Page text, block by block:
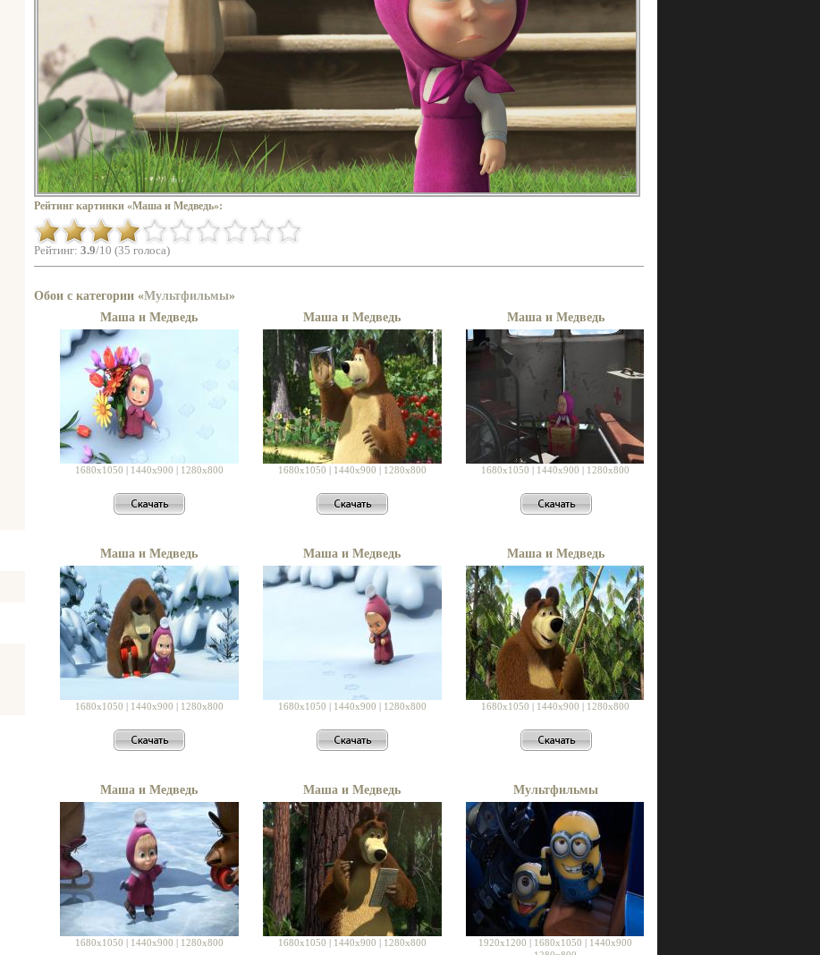
Рейтинг картинки «Маша и Медведь»:
Рейтинг: 3.9/10 (35 голоса)
Обои с категории «Мультфильмы»
Маша и Медведь
1680x1050 | 1440x900 | 1280x800
Маша и Медведь
1680x1050 | 1440x900 | 1280x800
Маша и Медведь
1680x1050 | 1440x900 | 1280x800
Маша и Медведь
1680x1050 | 1440x900 | 1280x800
Маша и Медведь
1680x1050 | 1440x900 | 1280x800
Маша и Медведь
1680x1050 | 1440x900 | 1280x800
Маша и Медведь
1680x1050 | 1440x900 | 1280x800
Маша и Медведь
1680x1050 | 1440x900 | 1280x800
Мультфильмы
1920x1200 | 1680x1050 | 1440x900